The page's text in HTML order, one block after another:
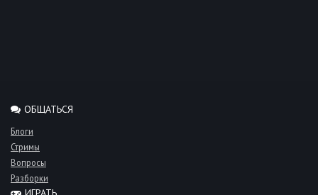
ОБЩАТЬСЯ
Блоги
Стримы
Вопросы
Разборки